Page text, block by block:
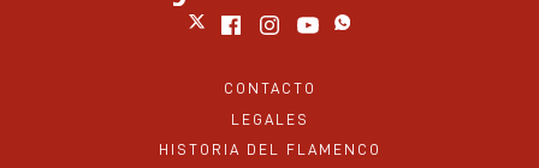
CONTACTO
LEGALES
HISTORIA DEL FLAMENCO